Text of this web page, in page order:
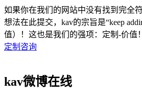
如果你在我们的网站中没有找到完全
想法在此提交，kav的宗旨是“keep
值）！这也是我们的强项：定制-价值！
定制咨询
kav微博在线